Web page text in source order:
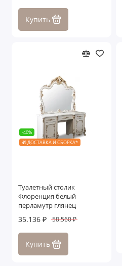
Купить
-40%
🎁 ДОСТАВКА И СБОРКА*
Туалетный столик
Флоренция белый
перламутр глянец
35.136 ₽ 58.560 ₽
Купить